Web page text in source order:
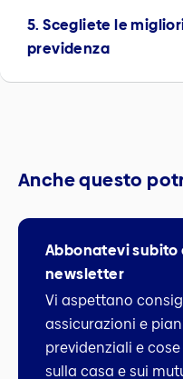
5. Scegliete le
previdenza
Anche questo
Abbonatevi subito
newsletter
Vi aspettano
assicurazioni e
previdenziali e
sulla casa e sui